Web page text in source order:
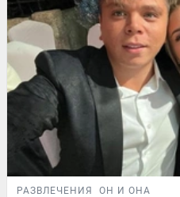
РАЗВЛЕЧЕНИЯ ОН И ОНА